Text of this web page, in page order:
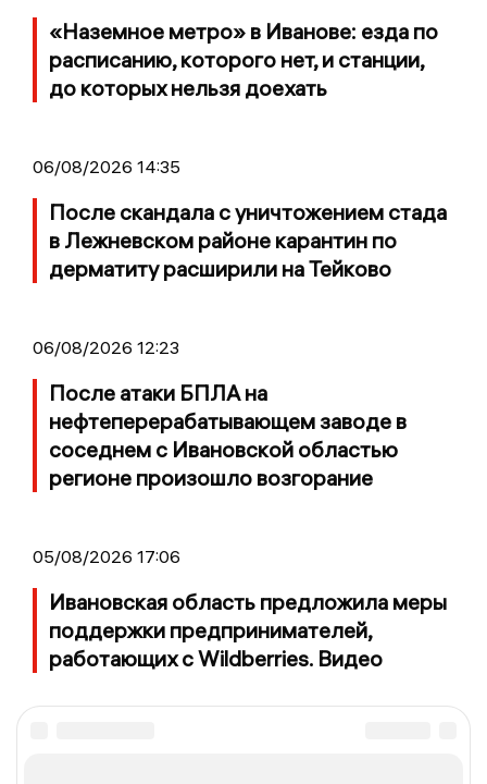
«Наземное метро» в Иванове: езда по
расписанию, которого нет, и станции,
до которых нельзя доехать
06/08/2026 14:35
После скандала с уничтожением стада
в Лежневском районе карантин по
дерматиту расширили на Тейково
06/08/2026 12:23
После атаки БПЛА на
нефтеперерабатывающем заводе в
соседнем с Ивановской областью
регионе произошло возгорание
05/08/2026 17:06
Ивановская область предложила меры
поддержки предпринимателей,
работающих с Wildberries. Видео